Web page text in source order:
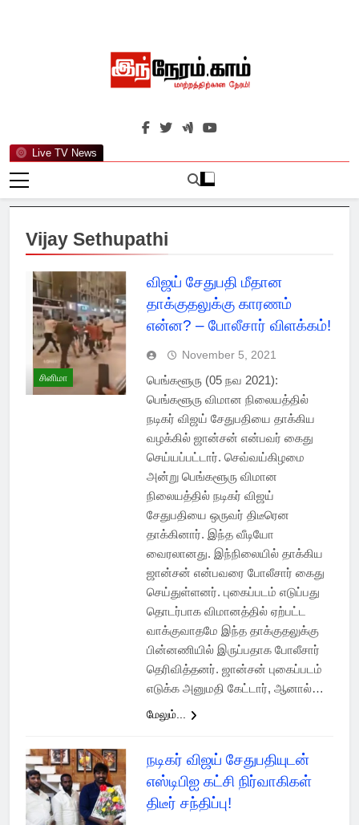
Live TV News
இந்நேரம்.காம்
செய்திகளுக்கு அப்பால்…
Vijay Sethupathi
சினிமா
விஜய் சேதுபதி மீதான
தாக்குதலுக்கு காரணம்
என்ன? – போலீசார் விளக்கம்!
November 5, 2021
பெங்களூரு (05 நவ 2021):
பெங்களூரு விமான நிலையத்தில்
நடிகர் விஜய் சேதுபதியை தாக்கிய
வழக்கில் ஜான்சன் என்பவர் கைது
செய்யப்பட்டார். செவ்வய்கிழமை
அன்று பெங்களூரு விமான
நிலையத்தில் நடிகர் விஜய்
சேதுபதியை ஒருவர் திடீரென
தாக்கினார். இந்த வீடியோ
வைரலானது. இந்நிலையில் தாக்கிய
ஜான்சன் என்பவரை போலீசார் கைது
செய்துள்ளனர். புகைப்படம் எடுப்பது
தொடர்பாக விமானத்தில் ஏற்பட்ட
வாக்குவாதமே இந்த தாக்குதலுக்கு
பின்னணியில் இருப்பதாக போலீசார்
தெரிவித்தனர். ஜான்சன் புகைப்படம்
எடுக்க அனுமதி கேட்டார், ஆனால்…
மேலும்...
நடிகர் விஜய் சேதுபதியுடன்
எஸ்டிபிஐ கட்சி நிர்வாகிகள்
திடீர் சந்திப்பு!